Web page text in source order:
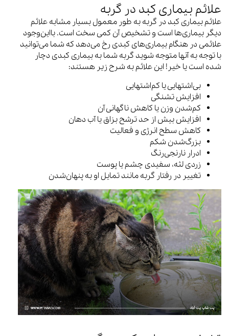
علائم بیماری کبد در گربه
علائم بیماری کبد در گربه به طور معمول بسیار مشابه علائم
دیگر بیماری‌ها است و تشخیص آن کمی سخت است. بااین‌وجود
علائمی در هنگام بیماری‌های کبدی رخ می‌دهد که شما می‌توانید
با توجه به آنها متوجه شوید گربه شما به بیماری کبدی دچار
شده است یا خیر! این علائم به شرح زیر هستند:
بی‌اشتهایی یا کم‌اشتهایی
افزایش تشنگی
کم‌شدن وزن یا کاهش ناگهانی آن
افزایش بیش از حد ترشح بزاق یا آب دهان
کاهش سطح انرژی و فعالیت
بزرگ‌شدن شکم
ادرار نارنجی‌رنگ
زردی لثه، سفیدی چشم یا پوست
تغییر در رفتار گربه مانند تمایل او به پنهان‌شدن